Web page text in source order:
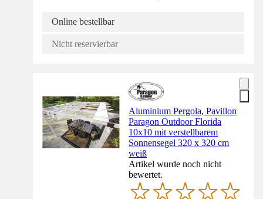
Online bestellbar
Nicht reservierbar
Aluminium Pergola, Pavillon
Paragon Outdoor Florida
10x10 mit verstellbarem
Sonnensegel 320 x 320 cm
weiß
Artikel wurde noch nicht
bewertet.